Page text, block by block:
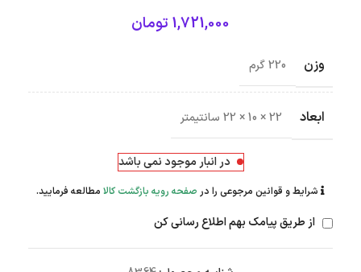
1,721,000 تومان
وزن 220 گرم
ابعاد 22 × 10 × 22 سانتیمتر
در انبار موجود نمی باشد
شرایط و قوانین مرجوعی را در صفحه رویه بازگشت کالا مطالعه فرمایید.
از طریق پیامک بهم اطلاع رسانی کن